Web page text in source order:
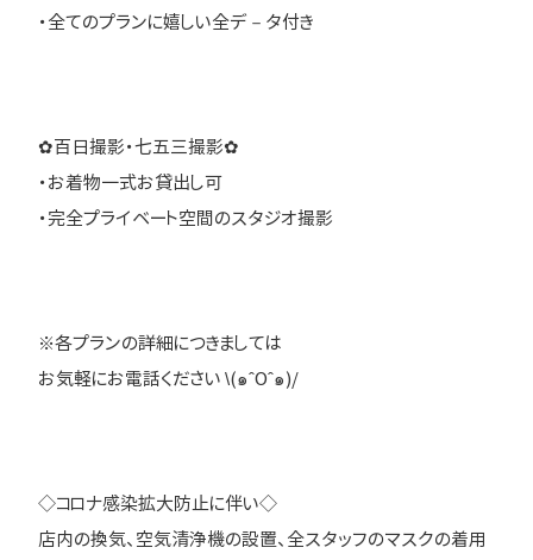
・全てのプランに嬉しい全デ－タ付き
✿百日撮影・七五三撮影✿
・お着物一式お貸出し可
・完全プライベート空間のスタジオ撮影
※各プランの詳細につきましては
お気軽にお電話ください \(๑ˆOˆ๑)/
◇コロナ感染拡大防止に伴い◇
店内の換気、空気清浄機の設置、全スタッフのマスクの着用